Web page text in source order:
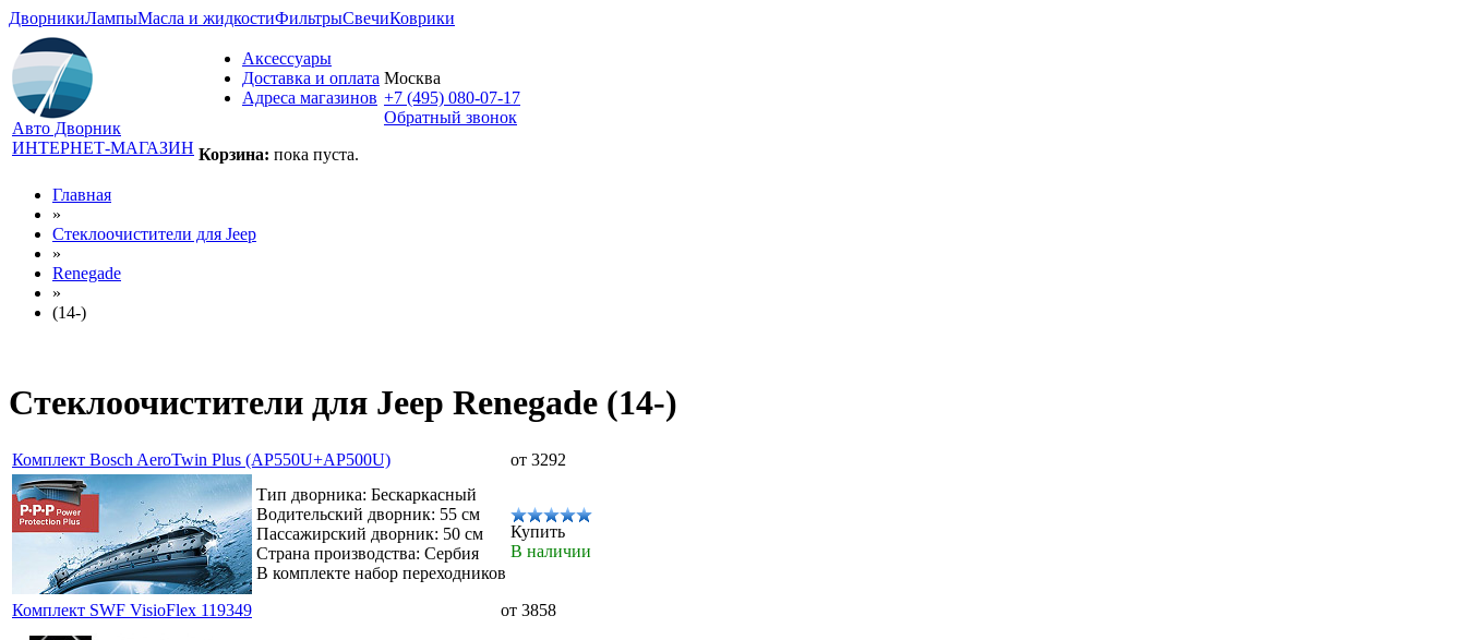
ДворникиЛампыМасла и жидкостиФильтрыСвечиКоврики
Авто Дворник
ИНТЕРНЕТ-МАГАЗИН
Аксессуары
Доставка и оплата
Адреса магазинов
Корзина: пока пуста.
Москва
+7 (495) 080-07-17
Обратный звонок
Главная
»
Стеклоочистители для Jeep
»
Renegade
»
(14-)
Стеклоочистители для Jeep Renegade (14-)
Комплект Bosch AeroTwin Plus (AP550U+AP500U)
от 3292
Тип дворника: Бескаркасный
Водительский дворник: 55 см
Пассажирский дворник: 50 см
Страна производства: Сербия
В комплекте набор переходников
Купить
В наличии
Комплект SWF VisioFlex 119349 от 3858